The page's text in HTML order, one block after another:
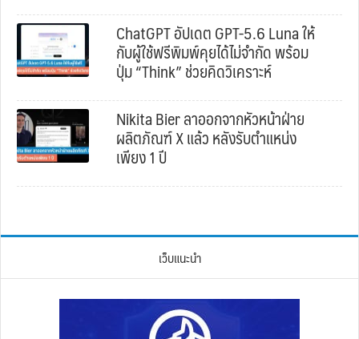
ChatGPT อัปเดต GPT-5.6 Luna ให้
กับผู้ใช้ฟรีพิมพ์คุยได้ไม่จำกัด พร้อม
ปุ่ม “Think” ช่วยคิดวิเคราะห์
Nikita Bier ลาออกจากหัวหน้าฝ่าย
ผลิตภัณฑ์ X แล้ว หลังรับตำแหน่ง
เพียง 1 ปี
เว็บแนะนำ